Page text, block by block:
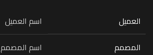
العميل
اسم العميل
المصمم
اسم المصمم